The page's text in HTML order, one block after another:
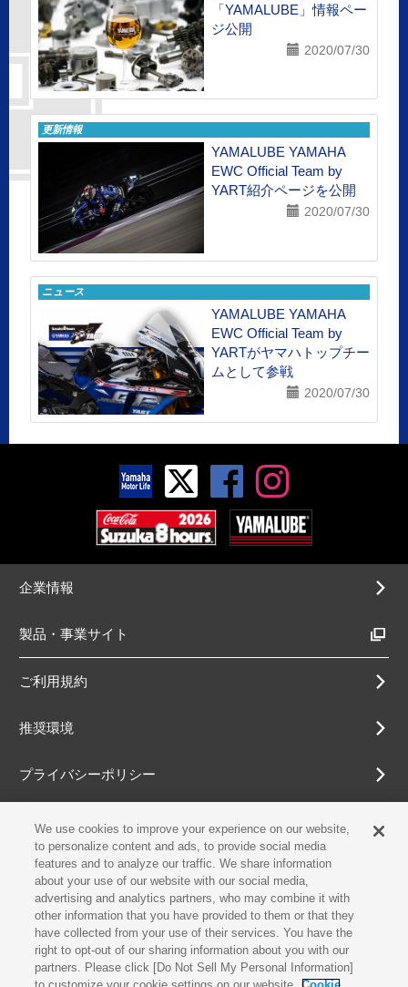
「YAMALUBE」情報ペー
ジ公開
2020/07/30
更新情報
YAMALUBE YAMAHA
EWC Official Team by
YART紹介ページを公開
2020/07/30
ニュース
YAMALUBE YAMAHA
EWC Official Team by
YARTがヤマハトップチー
ムとして参戦
2020/07/30
企業情報
製品・事業サイト
ご利用規約
推奨環境
プライバシーポリシー
Cookieポリシー
アクセシビリティ方針
古物営業法に基づく表示
We use cookies to improve your experience on our website,
to personalize content and ads, to provide social media
features and to analyze our traffic. We share information
about your use of our website with our social media,
advertising and analytics partners, who may combine it with
other information that you have provided to them or that they
have collected from your use of their services. You have the
right to opt-out of our sharing information about you with our
partners. Please click [Do Not Sell My Personal Information]